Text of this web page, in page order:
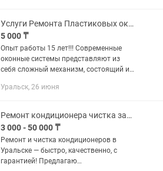
Услуги Ремонта Пластиковых окон. Утипление окон. Откосы.
5 000 ₸
Опыт работы 15 лет!!! Современные
оконные системы представляют из
себя сложный механизм, состоящий из
створки окон провисают под
Уральск, 26 июня
Ремонт кондиционера чистка заправка
3 000 - 50 000 ₸
Ремонт и чистка кондиционеров в
Уральске — быстро, качественно, с
гарантией! Предлагаю